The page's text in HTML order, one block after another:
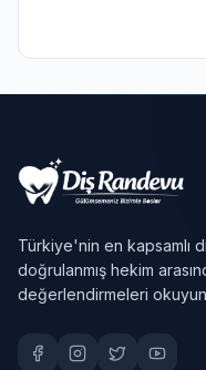
Türkiye'nin en kapsamlı
doğrulanmış hekim
değerlendirmeleri